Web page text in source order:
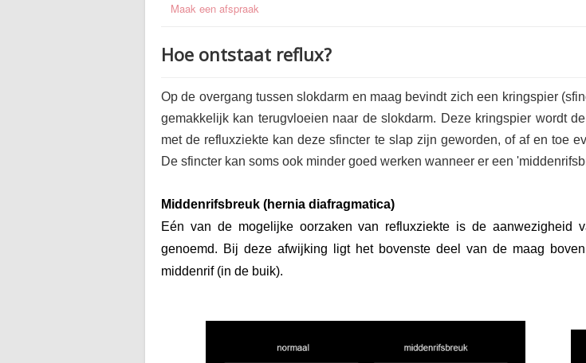
Maak een afspraak
Hoe ontstaat reflux?
Op de overgang tussen slokdarm en maag bevindt zich een kringspier
gemakkelijk kan terugvloeien naar de slokdarm. Deze kringspier wordt
met de refluxziekte kan deze sfincter te slap zijn geworden, of af en toe
De sfincter kan soms ook minder goed werken wanneer er een
Middenrifsbreuk (hernia diafragmatica)
Eén van de mogelijke oorzaken van refluxziekte is de aanwezigheid
genoemd. Bij deze afwijking ligt het bovenste deel van de maag
middenrif (in de buik).